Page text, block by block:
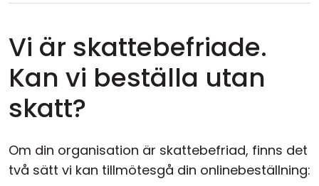
Vi är skattebefriade.
Kan vi beställa utan
skatt?
Om din organisation är skattebefriad, finns det
två sätt vi kan tillmötesgå din onlinebeställning:
Anslutningslägen
Oövervakad åtkomst
MSI-konfiguration
Informationsteknik